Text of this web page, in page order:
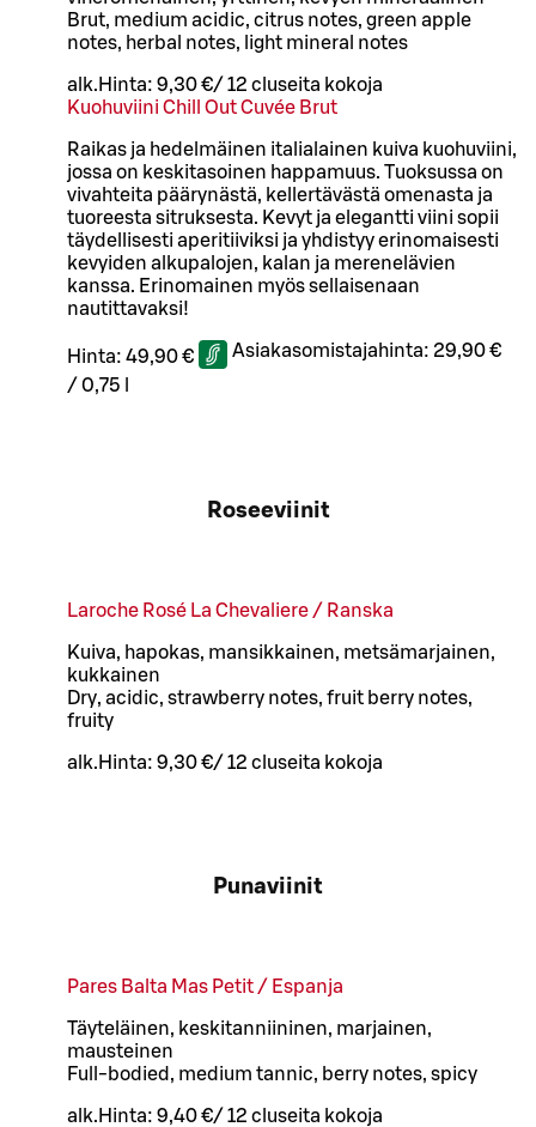
Brut, medium acidic, citrus notes, green apple
notes, herbal notes, light mineral notes
alk. Hinta: 9,30 €/ 12 cl useita kokoja
Kuohuviini Chill Out Cuvée Brut
Raikas ja hedelmäinen italialainen kuiva kuohuviini,
jossa on keskitasoinen happamuus. Tuoksussa on
vivahteita päärynästä, kellertävästä omenasta ja
tuoreesta sitruksesta. Kevyt ja elegantti viini sopii
täydellisesti aperitiiviksi ja yhdistyy erinomaisesti
kevyiden alkupalojen, kalan ja merenelävien
kanssa. Erinomainen myös sellaisenaan
nautittavaksi!
Hinta: 49,90 € Asiakasomistajahinta: 29,90 €
/ 0,75 l
Roseeviinit
Laroche Rosé La Chevaliere / Ranska
Kuiva, hapokas, mansikkainen, metsämarjainen,
kukkainen
Dry, acidic, strawberry notes, fruit berry notes,
fruity
alk. Hinta: 9,30 €/ 12 cl useita kokoja
Punaviinit
Pares Balta Mas Petit / Espanja
Täyteläinen, keskitanniininen, marjainen,
mausteinen
Full-bodied, medium tannic, berry notes, spicy
alk. Hinta: 9,40 €/ 12 cl useita kokoja